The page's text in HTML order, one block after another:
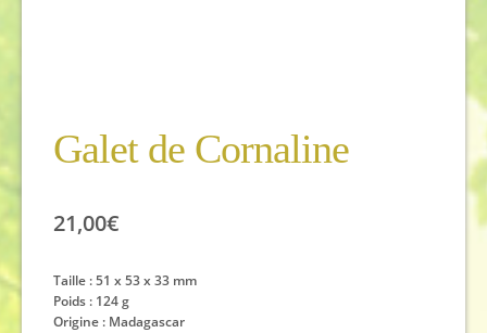
Galet de Cornaline
21,00€
Taille : 51 x 53 x 33 mm
Poids : 124 g
Origine : Madagascar